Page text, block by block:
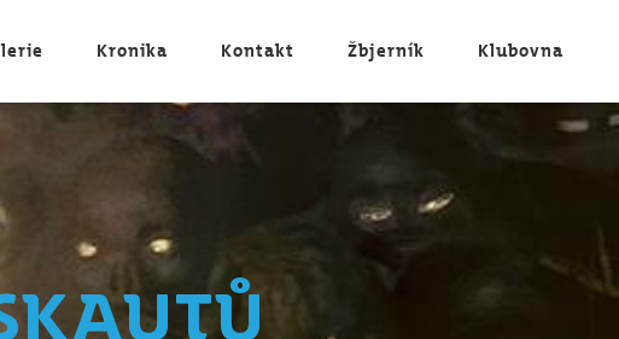
Kronika Kontakt Žbjerník Klubovna